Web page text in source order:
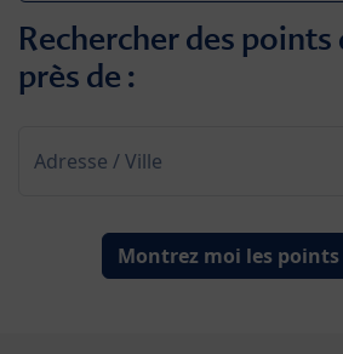
Rechercher des points
près de :
Adresse / Ville
Montrez moi les points